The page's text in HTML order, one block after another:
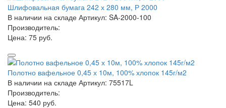
Шлифовальная бумага 242 х 280 мм, Р 2000
В наличии на складе Артикул: SA-2000-100
Производитель:
Цена: 75 руб.
Полотно вафельное 0,45 х 10м, 100% хлопок 145г/м2
В наличии на складе Артикул: 75517L
Производитель:
Цена: 540 руб.